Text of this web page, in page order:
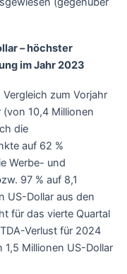
– höchster
im Jahr 2023
zum Vorjahr
(von 10,4 Millionen
die
auf 62 %
Werbe- und
97 % auf 8,1
US-Dollar aus den
für das vierte Quartal
Verlust für 2024
Millionen US-Dollar